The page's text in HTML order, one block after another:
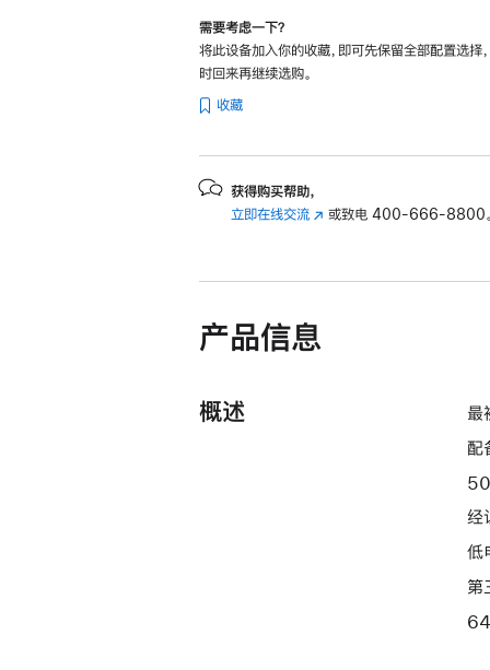
需要考虑一下？
将此设备加入你的收藏，即可先保留全部配置选择
时回来再继续选购。
收藏
获得购买帮助，
立即在线交流 (在
口
打
开)
或致电400-666-8800
产品信息
概述
最
配
50
经
低
第